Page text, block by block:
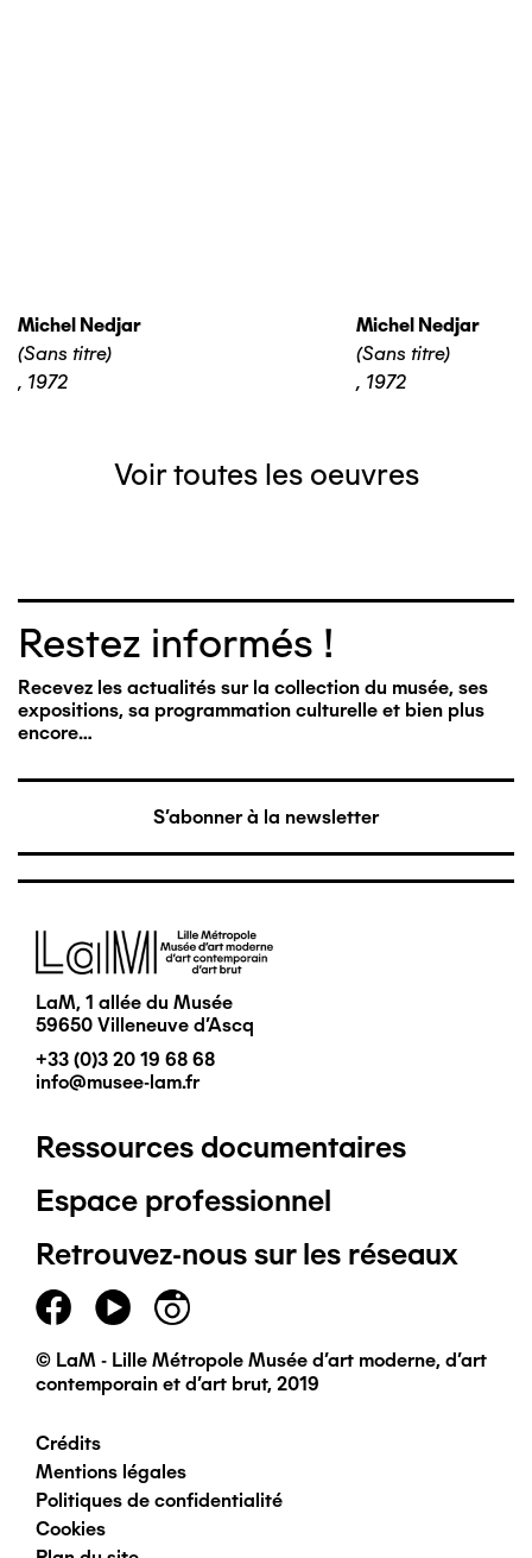
Michel Nedjar
(Sans titre)
, 1972
Michel Nedjar
(Sans titre)
, 1972
Voir toutes les oeuvres
Restez informés !
Recevez les actualités sur la collection du musée, ses
expositions, sa programmation culturelle et bien plus
encore…
S'abonner à la newsletter
Image
LaM, 1 allée du Musée
59650 Villeneuve d'Ascq
+33 (0)3 20 19 68 68
info@musee-lam.fr
Pied
de
page
principal
Ressources documentaires
Espace professionnel
Retrouvez-nous sur les réseaux
© LaM - Lille Métropole Musée d'art moderne, d'art
contemporain et d'art brut, 2019
Pied
de
Crédits
Mentions légales
Politiques de confidentialité
Cookies